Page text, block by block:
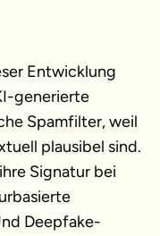
Entwicklung
generierte
Spamfilter, weil
plausibel sind.
Signatur bei
Deepfake-